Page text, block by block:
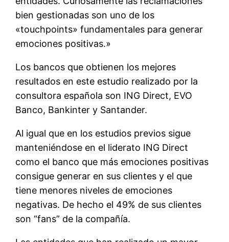
bien gestionadas son uno de los
«touchpoints» fundamentales para generar
emociones positivas.»
Los bancos que obtienen los mejores
resultados en este estudio realizado por la
consultora española son ING Direct, EVO
Banco, Bankinter y Santander.
Al igual que en los estudios previos sigue
manteniéndose en el liderato ING Direct
como el banco que más emociones positivas
consigue generar en sus clientes y el que
tiene menores niveles de emociones
negativas. De hecho el 49% de sus clientes
son “fans” de la compañía.